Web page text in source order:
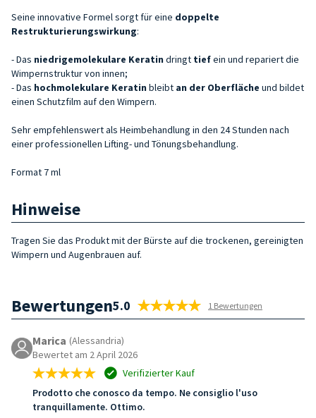
Seine innovative Formel sorgt für eine doppelte
Restrukturierungswirkung:
- Das niedrigemolekulare Keratin dringt tiefein und repariert die
Wimpernstruktur von innen;
- Das hochmolekulare Keratin bleibt an der Oberfläche und bildet
einen Schutzfilm auf den Wimpern.
Sehr empfehlenswert als Heimbehandlung in den 24 Stunden nach
einer professionellen Lifting- und Tönungsbehandlung.
Format 7 ml
Hinweise
Tragen Sie das Produkt mit der Bürste auf die trockenen, gereinigten
Wimpern und Augenbrauen auf.
Bewertungen5.0 1 Bewertungen
Marica (Alessandria)
Bewertet am 2 April 2026
Verifizierter Kauf
Prodotto che conosco da tempo. Ne consiglio l'uso
tranquillamente. Ottimo.